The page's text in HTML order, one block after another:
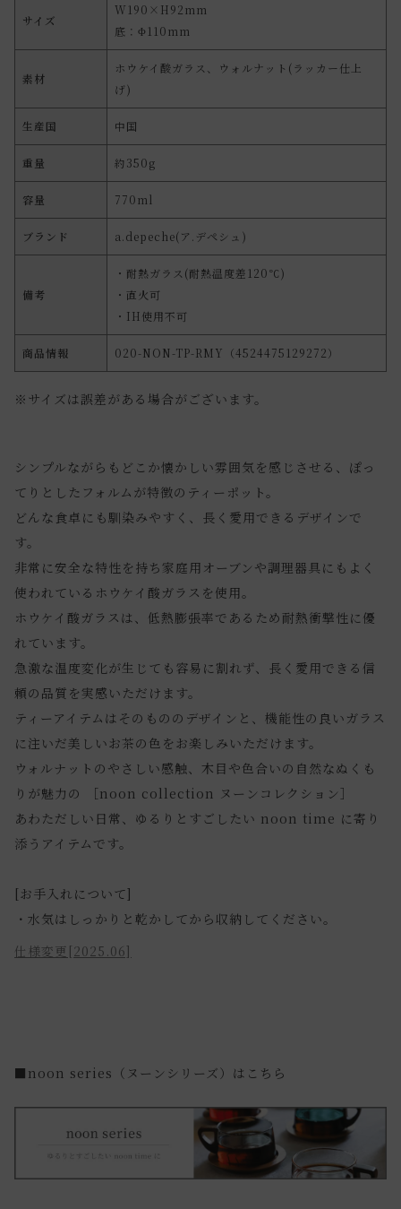
サイズ
W190×H92mm
底：Φ110mm
素材
ホウケイ酸ガラス、ウォルナット(ラッカー仕上
げ)
生産国 中国
重量 約350g
容量 770ml
ブランド a.depeche(ア.デペシュ)
備考
・耐熱ガラス(耐熱温度差120℃)
・直火可
・IH使用不可
商品情報 020-NON-TP-RMY（4524475129272）
※サイズは誤差がある場合がございます。
シンプルながらもどこか懐かしい雰囲気を感じさせる、ぽっ
てりとしたフォルムが特徴のティーポット。
どんな食卓にも馴染みやすく、長く愛用できるデザインで
す。
非常に安全な特性を持ち家庭用オーブンや調理器具にもよく
使われているホウケイ酸ガラスを使用。
ホウケイ酸ガラスは、低熱膨張率であるため耐熱衝撃性に優
れています。
急激な温度変化が生じても容易に割れず、長く愛用できる信
頼の品質を実感いただけます。
ティーアイテムはそのもののデザインと、機能性の良いガラス
に注いだ美しいお茶の色をお楽しみいただけます。
ウォルナットのやさしい感触、木目や色合いの自然なぬくも
りが魅力の ［noon collection ヌーンコレクション］
あわただしい日常、ゆるりとすごしたい noon time に寄り
添うアイテムです。
[お手入れについて]
・水気はしっかりと乾かしてから収納してください。
仕様変更[2025.06]
■noon series（ヌーンシリーズ）はこちら